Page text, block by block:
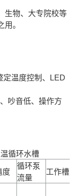
生物、大专院校等
。
温度控制、LED
吵音低、操作方
循环水槽
度
循环泵
流量
工作槽